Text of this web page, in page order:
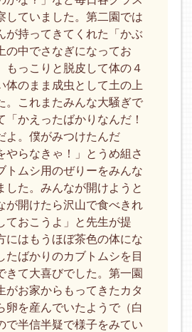
していました。第二園では
が持ってきてくれた「かぶ
の中でさなぎになってお
もっこりと脱皮して体の４
体のまま成虫として土の上
。これまたみんな大騒ぎで
「かえったばかりなんだ！
よ。僕がみつけたんだ
やらなきゃ！」とうめ組さ
トムシ用のぜりーをみんな
した。みんなが開けようと
が開けたら沢山で食べきれ
ておこうよ」と先生が提
にはもうほぼ茶色の体にな
たばかりのカブトムシを目
きて大喜びでした。第一園
がお家からもってきたカタ
卵を産んでいたようで（白
で半信半疑で様子をみてい